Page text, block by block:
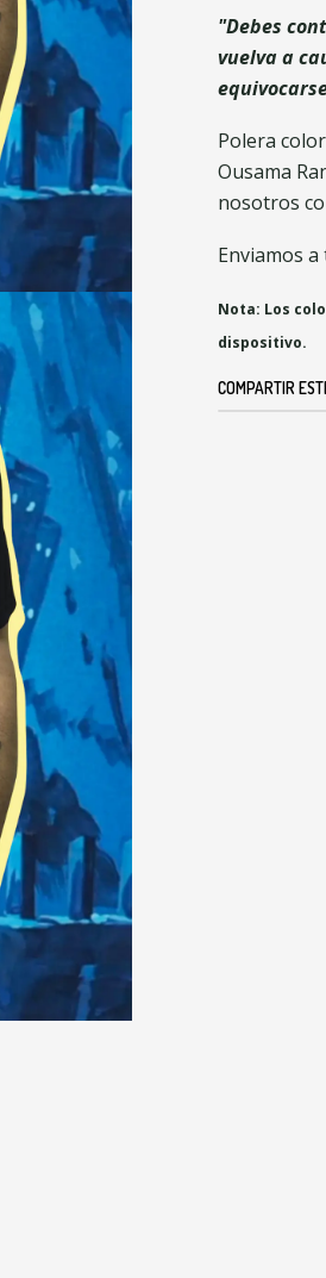
"Debes
vuelva a
Polera
Ousama
nosotros
Enviamos
Nota: Los
dispositivo.
COMPARTIR